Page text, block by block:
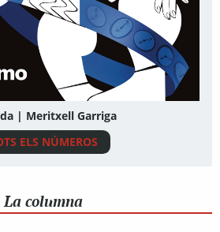
| Meritxell Garriga
ELS NÚMEROS
La columna